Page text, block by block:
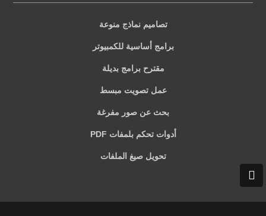
تصاميم نماذج منوعة
برامج أساسية للكمبيوتر
مقترح برامج بديلة
عمل تصويت مبسط
بحث عن صور مفرغة
أدوات تحكم بلمفات PDF
تحويل صيغ الملفات